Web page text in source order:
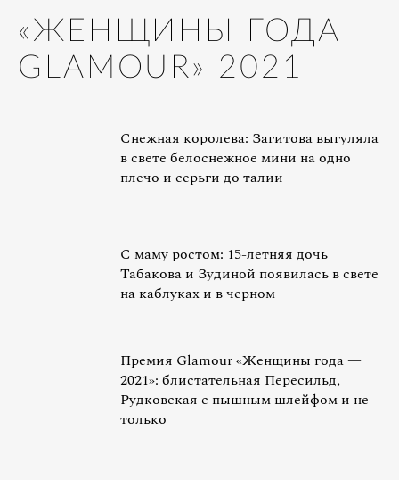
«ЖЕНЩИНЫ ГОДА
GLAMOUR» 2021
Снежная королева: Загитова выгуляла
в свете белоснежное мини на одно
плечо и серьги до талии
С маму ростом: 15-летняя дочь
Табакова и Зудиной появилась в свете
на каблуках и в черном
Премия Glamour «Женщины года —
2021»: блистательная Пересильд,
Рудковская с пышным шлейфом и не
только